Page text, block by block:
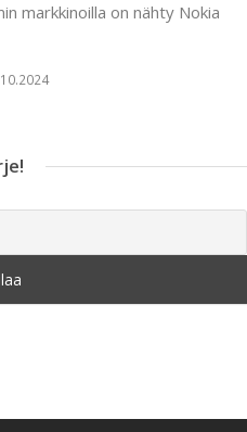
markkinoilla on nähty Nokia